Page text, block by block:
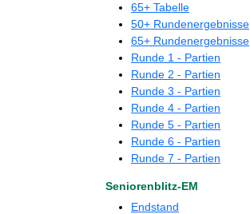
65+ Tabelle
50+ Rundenergebnisse
65+ Rundenergebnisse
Runde 1 - Partien
Runde 2 - Partien
Runde 3 - Partien
Runde 4 - Partien
Runde 5 - Partien
Runde 6 - Partien
Runde 7 - Partien
Seniorenblitz-EM
Endstand